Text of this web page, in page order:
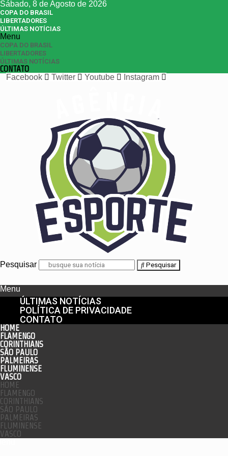
Sábado, 8 de Agosto de 2026
COPA DO BRASIL
LIBERTADORES
ÚLTIMAS NOTÍCIAS
Menu
COPA DO BRASIL
LIBERTADORES
ÚLTIMAS NOTÍCIAS
CONTATO
Facebook
Twitter Youtube Instagram
Pesquisar Pesquisar
Menu
ÚLTIMAS NOTÍCIAS
POLÍTICA DE PRIVACIDADE
CONTATO
HOME
FLAMENGO
CORINTHIANS
SÃO PAULO
PALMEIRAS
FLUMINENSE
VASCO
HOME
FLAMENGO
CORINTHIANS
SÃO PAULO
PALMEIRAS
FLUMINENSE
VASCO